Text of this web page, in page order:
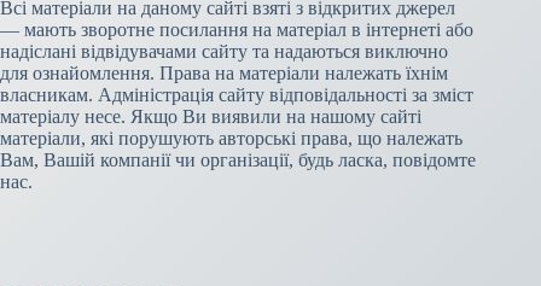
Всі матеріали на даному сайті взяті з відкритих джерел
— мають зворотне посилання на матеріал в інтернеті або
надіслані відвідувачами сайту та надаються виключно
для ознайомлення. Права на матеріали належать їхнім
власникам. Адміністрація сайту відповідальності за зміст
матеріалу несе. Якщо Ви виявили на нашому сайті
матеріали, які порушують авторські права, що належать
Вам, Вашій компанії чи організації, будь ласка, повідомте
нас.